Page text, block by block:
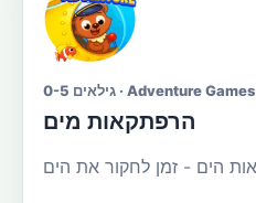
גילאים 0-5 · Adventure Games
הרפתקאות מים